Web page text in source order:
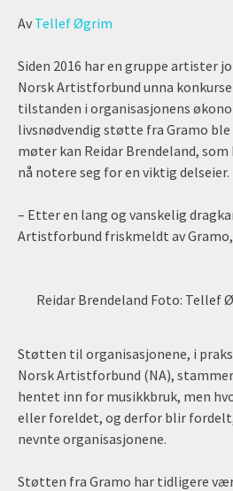
Av Tellef Øgrim
Siden 2016 har en gruppe artister
Norsk Artistforbund unna
tilstanden i organisasjonens
livsnødvendig støtte fra Gramo
møter kan Reidar Brendeland,
nå notere seg for en viktig delseier.
– Etter en lang og vanskelig
Artistforbund friskmeldt av Gramo,
Reidar Brendeland Foto:
Støtten til organisasjonene, i
Norsk Artistforbund (NA),
hentet inn for musikkbruk, men
eller foreldet, og derfor blir
nevnte organisasjonene.
Støtten fra Gramo har tidligere